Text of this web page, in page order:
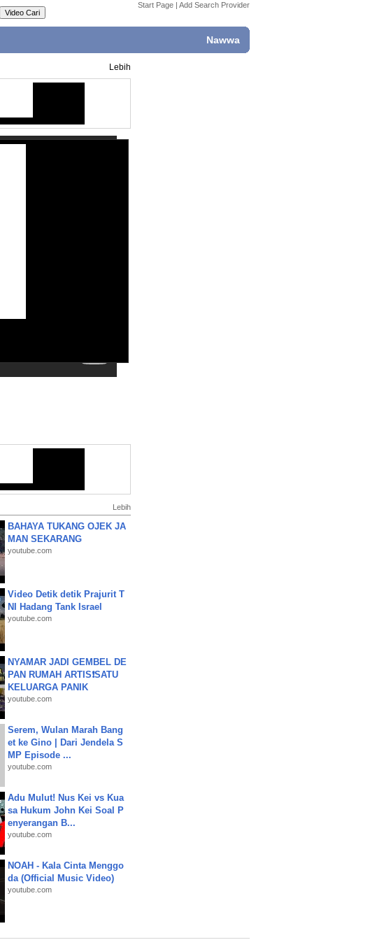
Start Page | Add Search Provider
Nawwa
Lebih
Lebih
BAHAYA TUKANG OJEK JA
MAN SEKARANG
youtube.com
Video Detik detik Prajurit T
NI Hadang Tank Israel
youtube.com
NYAMAR JADI GEMBEL DE
PAN RUMAH ARTIS❗SATU
KELUARGA PANIK
youtube.com
Serem, Wulan Marah Bang
et ke Gino | Dari Jendela S
MP Episode ...
youtube.com
Adu Mulut! Nus Kei vs Kua
sa Hukum John Kei Soal P
enyerangan B...
youtube.com
NOAH - Kala Cinta Menggo
da (Official Music Video)
youtube.com